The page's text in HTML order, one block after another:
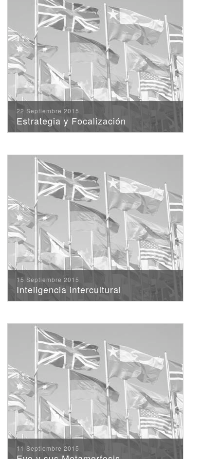
22 Septiembre 2015
Estrategia y Focalización
15 Septiembre 2015
Inteligencia intercultural
11 Septiembre 2015